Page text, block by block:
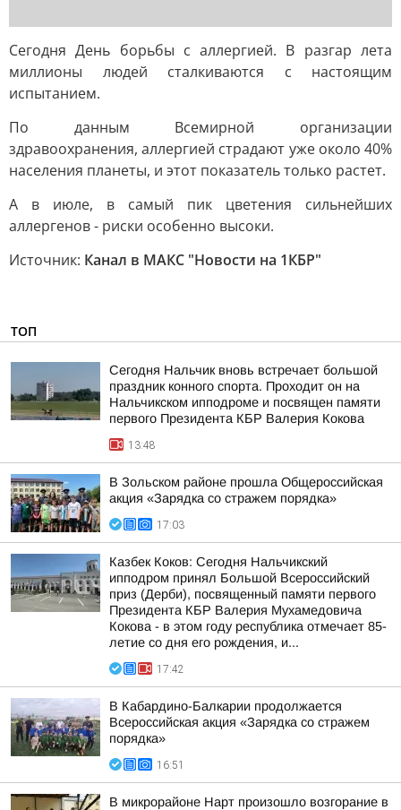
Сегодня День борьбы с аллергией. В разгар лета
миллионы людей сталкиваются с настоящим
испытанием.
По данным Всемирной организации
здравоохранения, аллергией страдают уже около 40%
населения планеты, и этот показатель только растет.
А в июле, в самый пик цветения сильнейших
аллергенов - риски особенно высоки.
Источник: Канал в МАКС "Новости на 1КБР"
ТОП
Сегодня Нальчик вновь встречает большой
праздник конного спорта. Проходит он на
Нальчикском ипподроме и посвящен памяти
первого Президента КБР Валерия Кокова
13:48
В Зольском районе прошла Общероссийская
акция «Зарядка со стражем порядка»
17:03
Казбек Коков: Сегодня Нальчикский
ипподром принял Большой Всероссийский
приз (Дерби), посвященный памяти первого
Президента КБР Валерия Мухамедовича
Кокова - в этом году республика отмечает 85-
летие со дня его рождения, и...
17:42
В Кабардино-Балкарии продолжается
Всероссийская акция «Зарядка со стражем
порядка»
16:51
В микрорайоне Нарт произошло возгорание в